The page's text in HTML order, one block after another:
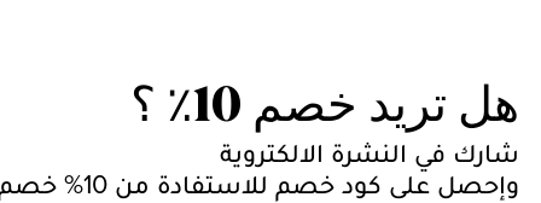
هل تريد خصم 10٪ ؟
شارك في النشرة الالكتروية
وإحصل على كود خصم للاستفادة من 10% خصم على طلبك